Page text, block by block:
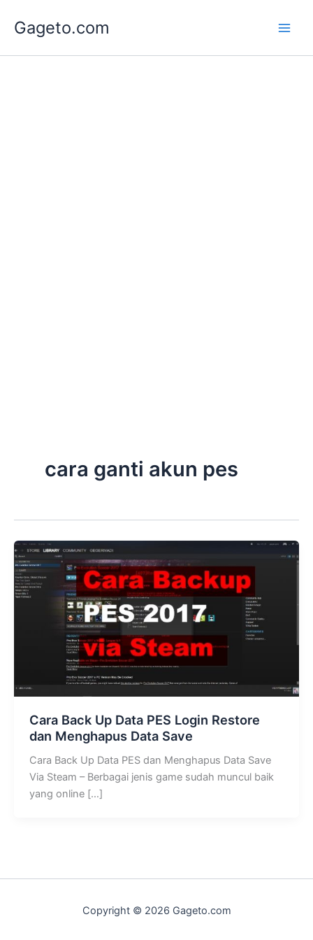
Gageto.com
cara ganti akun pes
Cara Back Up Data PES Login Restore
dan Menghapus Data Save
Cara Back Up Data PES dan Menghapus Data Save
Via Steam – Berbagai jenis game sudah muncul baik
yang online […]
Copyright © 2026 Gageto.com